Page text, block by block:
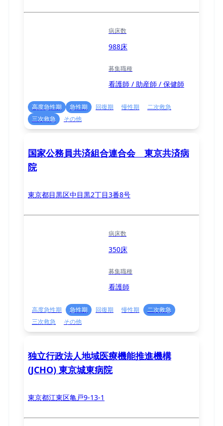
病床数
988床
募集職種
看護師 / 助産師 / 保健師
高度急性期 急性期 回復期 慢性期
二次救急
三次救急
その他
国家公務員共済組合連合会 東京共済病
院
東京都目黒区中目黒2丁目3番8号
病床数
350床
募集職種
看護師
高度急性期 急性期 回復期 慢性期
二次救急
三次救急
その他
独立行政法人地域医療機能推進機構
(JCHO) 東京城東病院
東京都江東区亀戸9-13-1